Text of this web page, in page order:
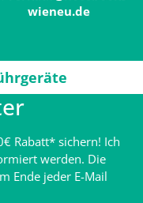
wieneu.de
Rabatt* sichern! Ich
werden. Die
Ende jeder E-Mail